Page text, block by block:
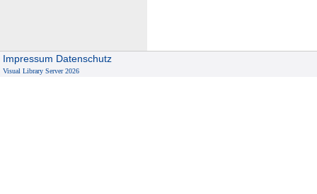
Impressum Datenschutz
Visual Library Server 2026